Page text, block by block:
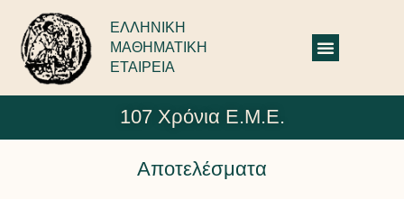
ΕΛΛΗΝΙΚΗ
ΜΑΘΗΜΑΤΙΚΗ
ΕΤΑΙΡΕΙΑ
107 Χρόνια Ε.Μ.Ε.
Αποτελέσματα